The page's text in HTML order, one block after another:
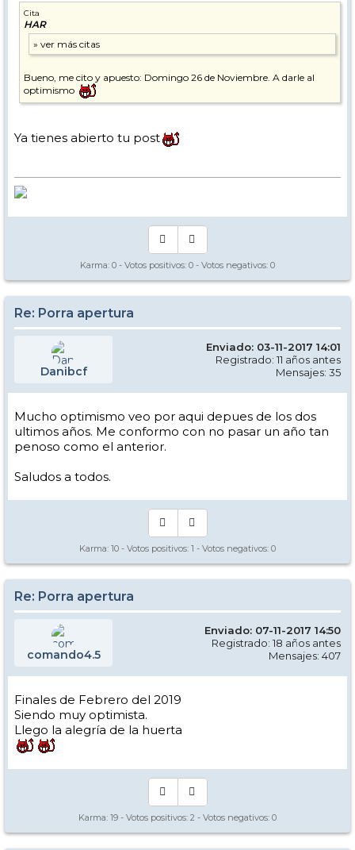
Cita
HAR
Bueno, me cito y apuesto: Domingo 26 de Noviembre. A darle al
optimismo
Ya tienes abierto tu post
Karma: 0 - Votos positivos: 0 - Votos negativos: 0
Re: Porra apertura
Danibcf
Enviado: 03-11-2017 14:01
Registrado: 11 años antes
Mensajes: 35
Mucho optimismo veo por aqui depues de los dos
ultimos años. Me conformo con no pasar un año tan
penoso como el anterior.
Saludos a todos.
Karma: 10 - Votos positivos: 1 - Votos negativos: 0
Re: Porra apertura
comando4.5
Enviado: 07-11-2017 14:50
Registrado: 18 años antes
Mensajes: 407
Finales de Febrero del 2019
Siendo muy optimista.
Llego la alegría de la huerta
Karma: 19 - Votos positivos: 2 - Votos negativos: 0